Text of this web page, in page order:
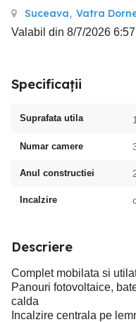
Suceava, Vatra
Valabil din 8/7/2026
Specificații
Suprafata utila
Numar camere
Anul constructiei
Incalzire
Descriere
Complet mobilata si
Panouri fotovoltaice,
calda
Incalzire centrala pe